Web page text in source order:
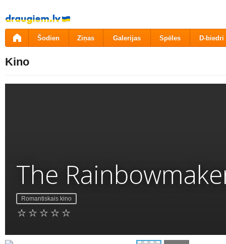
Pāriet
uz
saturu
Šodien Ziņas Galerijas Spēles D-biedri
Kino
The
Romantiskais kino